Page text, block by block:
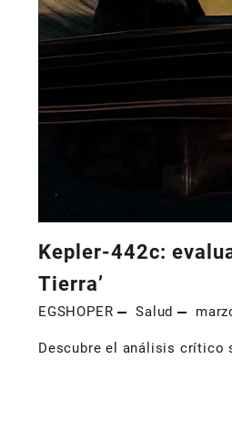
Kepler-442c:
Tierra’
EGSHOPER Salud
Descubre el análisis crítico